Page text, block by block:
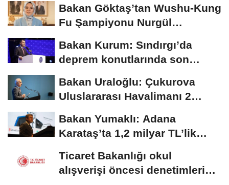
Bakan Göktaş’tan Wushu-Kung
Fu Şampiyonu Nurgül
Bakan Kurum: Sındırgı’da
deprem konutlarında son
Bakan Uraloğlu: Çukurova
Uluslararası Havalimanı 2
Bakan Yumaklı: Adana
Karataş’ta 1,2 milyar TL’lik
Ticaret Bakanlığı okul
alışverişi öncesi denetimleri